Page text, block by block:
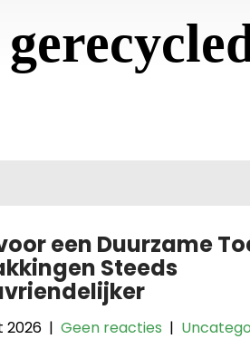
een Duurzame
Steeds
2026 |Geen reacties |